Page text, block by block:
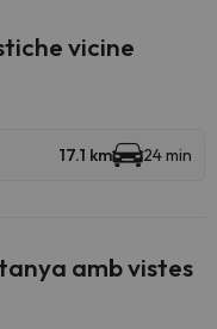
vicine
17.1 km 24 min
amb vistes